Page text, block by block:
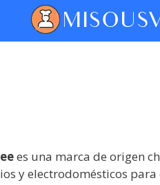
es una marca de origen
y electrodomésticos